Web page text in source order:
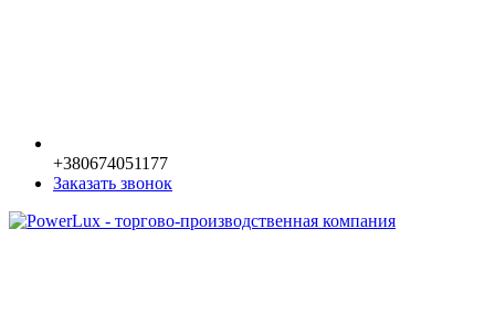
+380674051177
Заказать звонок